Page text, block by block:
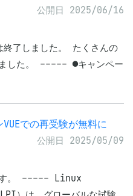
公開日 2025/06/16
終了しました。 たくさんの
ました。 ----- ●キャンペー
での再受験が無料に
公開日 2025/05/09
です。 ----- Linux